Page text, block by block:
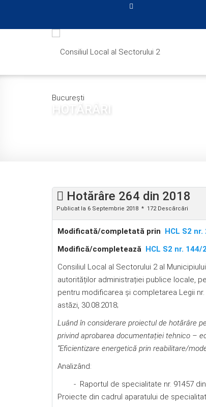
HOTĂRÂRI
Hotărâre 264 din 2018
Publicat la 6 Septembrie 2018 172 Descărcări
Modificată/completată prin HCL S2
Modifică/completează HCL S2 nr. 144/
Consiliul Local al Sectorului 2 al
autorităților administrației publice locale,
pentru modificarea şi completarea Legii
astăzi, 30.08.2018;
Luând în considerare proiectul de hotărâre
privind aprobarea documentației tehnico –
”Eficientizare energetică prin reabilitare/
Analizând:
- Raportul de specialitate nr. 91457 din
Proiecte din cadrul aparatului de